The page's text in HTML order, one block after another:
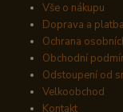
Vše o nákupu
Doprava a platba
Ochrana
Obchodní
Odstoupení od
Velkoobchod
Kontakt